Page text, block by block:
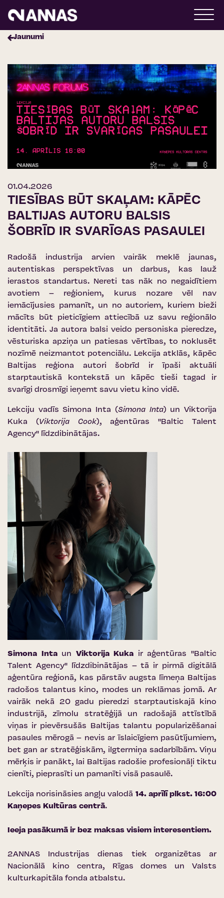
Jaunumi
01.04.2026
TIESĪBAS BŪT SKAĻAM: KĀPĒC
BALTIJAS AUTORU BALSIS
ŠOBRĪD IR SVARĪGAS PASAULEI
Radošā industrija arvien vairāk meklē jaunas,
autentiskas perspektīvas un darbus, kas lauž
ierastos standartus. Nereti tas nāk no negaidītiem
avotiem – reģioniem, kurus nozare vēl nav
iemācījusies pamanīt, un no autoriem, kuriem bieži
mācīts būt pieticīgiem attiecībā uz savu reģionālo
identitāti. Ja autora balsi veido personiska pieredze,
vēsturiska apziņa un patiesas vērtības, to noklusēt
nozīmē neizmantot potenciālu. Lekcija atklās, kāpēc
Baltijas reģiona autori šobrīd ir īpaši aktuāli
starptautiskā kontekstā un kāpēc tieši tagad ir
svarīgi drosmīgi ieņemt savu vietu kino vidē.
Lekciju vadīs Simona Inta (Simona Inta) un Viktorija
Kuka (Viktorija Cook), aģentūras''Baltic Talent
Agency'' līdzdibinātājas.
Simona Inta un Viktorija Kuka ir aģentūras ''Baltic
Talent Agency'' līdzdibinātājas – tā ir pirmā digitālā
aģentūra reģionā, kas pārstāv augsta līmeņa Baltijas
radošos talantus kino, modes un reklāmas jomā. Ar
vairāk nekā 20 gadu pieredzi starptautiskajā kino
industrijā, zīmolu stratēģijā un radošajā attīstībā
viņas ir pievērsušās Baltijas talantu popularizēšanai
pasaules mērogā – nevis ar īslaicīgiem pasūtījumiem,
bet gan ar stratēģiskām, ilgtermiņa sadarbībām. Viņu
mērķis ir panākt, lai Baltijas radošie profesionāļi tiktu
cienīti, pieprasīti un pamanīti visā pasaulē.
Lekcija norisināsies angļu valodā 14. aprīlī plkst. 16:00
Kaņepes Kultūras centrā.
Ieeja pasākumā ir bez maksas visiem interesentiem.
2ANNAS Industrijas dienas tiek organizētas ar
Nacionālā kino centra, Rīgas domes unValsts
kulturkapitāla fonda atbalstu.